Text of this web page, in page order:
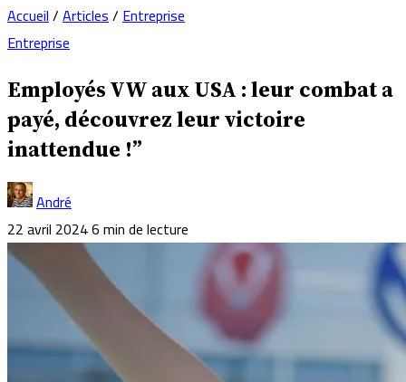
Accueil/Articles/Entreprise
Entreprise
Employés VW aux USA : leur combat a
payé, découvrez leur victoire
inattendue !”
André
22 avril 20246 min de lecture